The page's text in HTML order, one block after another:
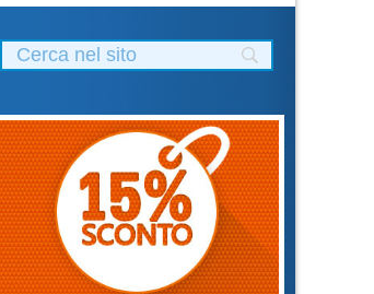
generale haccp prima seconda Datori
assume in proprio di RSPP (DL SPP)
Corsi DLSPP gratuiti gratis crediti
formazione preventivo impresa edile
antincendio primo soccorso
coordinatore rls rls tecnico
prevenzione pes pei pav